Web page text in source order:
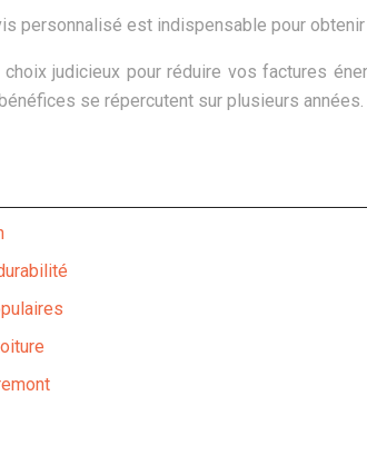
personnalisé est indispensable pour
judicieux pour réduire vos factures
se répercutent sur plusieurs années.